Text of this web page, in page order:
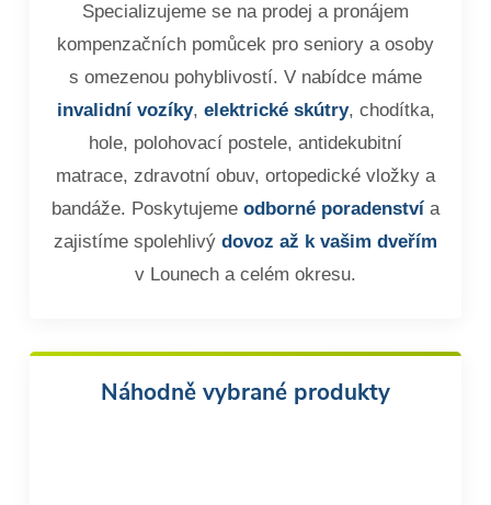
Specializujeme se na prodej a pronájem
kompenzačních pomůcek pro seniory a osoby
s omezenou pohyblivostí. V nabídce máme
invalidní vozíky, elektrické skútry, chodítka,
hole, polohovací postele, antidekubitní
matrace, zdravotní obuv, ortopedické vložky a
bandáže. Poskytujeme odborné poradenství a
zajistíme spolehlivý dovoz až k vašim dveřím
v Lounech a celém okresu.
Náhodně vybrané produkty